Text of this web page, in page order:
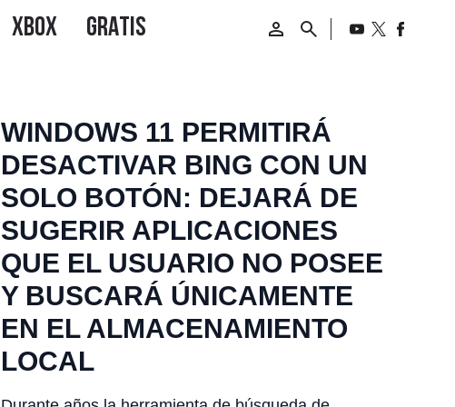
WINDOWS 11 PERMITIRÁ
DESACTIVAR BING CON UN
SOLO BOTÓN: DEJARÁ DE
SUGERIR APLICACIONES
QUE EL USUARIO NO POSEE
Y BUSCARÁ ÚNICAMENTE
EN EL ALMACENAMIENTO
LOCAL